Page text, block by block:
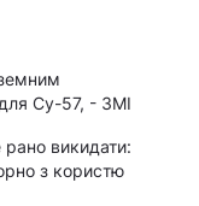
Су-57, - ЗМІ
викидати:
з користю